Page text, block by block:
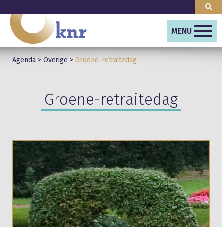
MENU
Agenda > Overige > Groene-retraitedag
Groene-retraitedag